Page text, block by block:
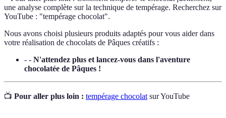
une analyse complète sur la technique de tempérage. Recherchez sur
YouTube : "tempérage chocolat".
Nous avons choisi plusieurs produits adaptés pour vous aider dans
votre réalisation de chocolats de Pâques créatifs :
- - N'attendez plus et lancez-vous dans l'aventure
chocolatée de Pâques !
📺 Pour aller plus loin : tempérage chocolat sur YouTube